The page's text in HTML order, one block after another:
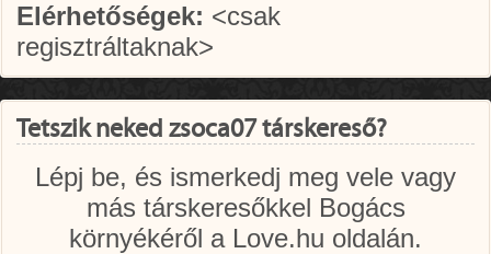
Elérhetőségek: <csak
regisztráltaknak>
Tetszik neked zsoca07 társkereső?
Lépj be, és ismerkedj meg vele vagy
más társkeresőkkel Bogács
környékéről a Love.hu oldalán.